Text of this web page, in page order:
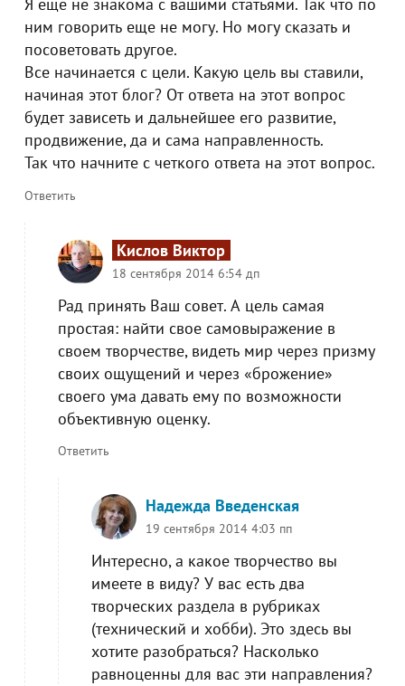
ним говорить еще не могу. Но могу сказать и
посоветовать другое.
Все начинается с цели. Какую цель вы ставили,
начиная этот блог? От ответа на этот вопрос
будет зависеть и дальнейшее его развитие,
продвижение, да и сама направленность.
Так что начните с четкого ответа на этот вопрос.
Ответить
Кислов Виктор
18 сентября 2014 6:54 дп
Рад принять Ваш совет. А цель самая
простая: найти свое самовыражение в
своем творчестве, видеть мир через призму
своих ощущений и через «брожение»
своего ума давать ему по возможности
объективную оценку.
Ответить
Надежда Введенская
19 сентября 2014 4:03 пп
Интересно, а какое творчество вы
имеете в виду? У вас есть два
творческих раздела в рубриках
(технический и хобби). Это здесь вы
хотите разобраться? Насколько
равноценны для вас эти направления?